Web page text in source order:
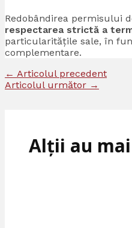
Redobândirea permisului
respectarea strictă a
particularitățile sale, în
complementare.
← Articolul precedent
Articolul următor →
Alții au